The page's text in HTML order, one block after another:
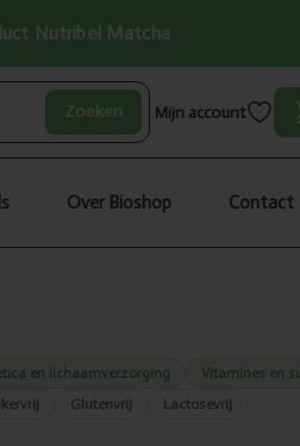
Nutribel Matcha
Zoeken Mijn account
Over Bioshop Contact
en lichaamverzorging
Vitamines en
Glutenvrij Lactosevrij